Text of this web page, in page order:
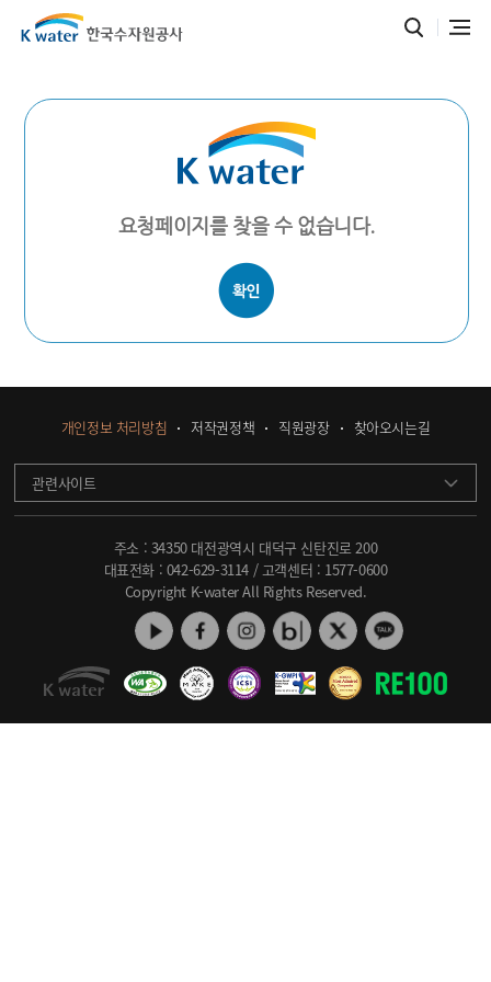
요청페이지를 찾을 수 없습니다.
개인정보 처리방침 저작권정책 직원광장 찾아오시는길
관련사이트
주소 : 34350 대전광역시 대덕구 신탄진로 200
대표전화 : 042-629-3114 / 고객센터 : 1577-0600
Copyright K-water All Rights Reserved.